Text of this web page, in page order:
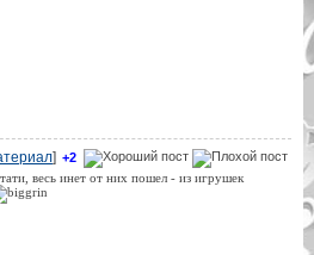
+2
]
весь инет от них пошел - из игрушек